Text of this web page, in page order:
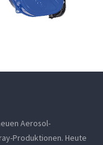
Aerosol-
Produktionen. Heute